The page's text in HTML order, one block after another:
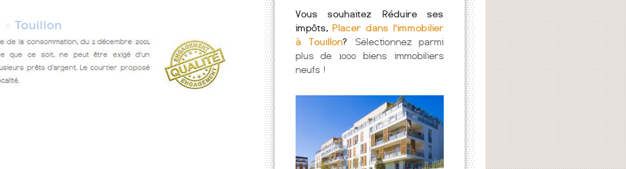
Touillon
Vous souhaitez Réduire ses
impôts,Placer dans l'immobilier
à Touillon? Sélectionnez parmi
plus de 1000 biens immobiliers
neufs !